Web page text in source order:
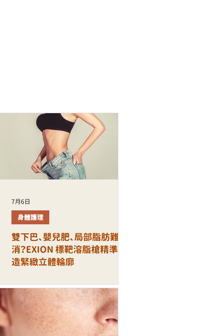
雙下巴、嬰兒肥、局部脂肪難
消？EXION 標靶溶脂槍精準打
造緊緻立體輪廓
身體護理
7月6日